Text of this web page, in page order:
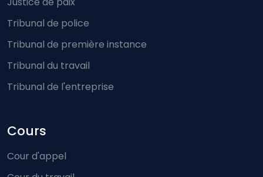
Tribunal de police
Tribunal de première instance
Tribunal du travail
Tribunal de l'entreprise
Cours
Cour d'appel